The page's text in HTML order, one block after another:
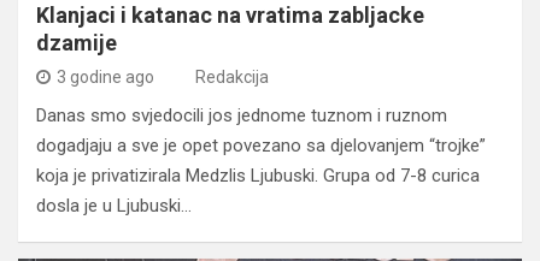
Klanjaci i katanac na vratima zabljacke
dzamije
3 godine ago Redakcija
Danas smo svjedocili jos jednome tuznom i ruznom
dogadjaju a sve je opet povezano sa djelovanjem “trojke”
koja je privatizirala Medzlis Ljubuski. Grupa od 7-8 curica
dosla je u Ljubuski…